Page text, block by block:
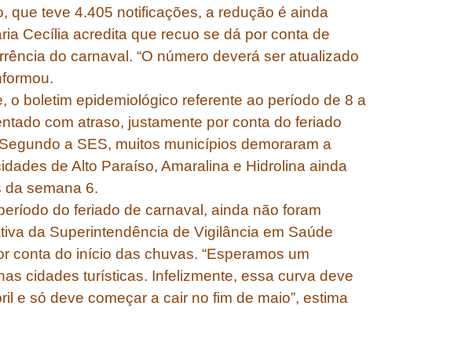
que teve 4.405 notificações, a redução é ainda
Cecília acredita que recuo se dá por conta de
do carnaval. “O número deverá ser atualizado
o boletim epidemiológico referente ao período de 8 a
com atraso, justamente por conta do feriado
a SES, muitos municípios demoraram a
de Alto Paraíso, Amaralina e Hidrolina ainda
da semana 6.
do feriado de carnaval, ainda não foram
da Superintendência de Vigilância em Saúde
conta do início das chuvas. “Esperamos um
cidades turísticas. Infelizmente, essa curva deve
e só deve começar a cair no fim de maio”, estima